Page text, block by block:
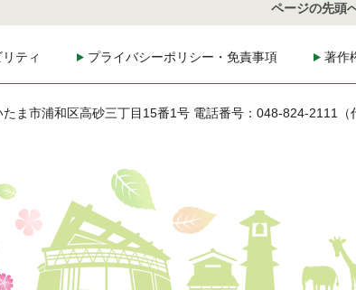
ページの先頭
ティ プライバシーポリシー・免責事項 著作
ま市浦和区高砂三丁目15番1号 電話番号：048-824-2111（